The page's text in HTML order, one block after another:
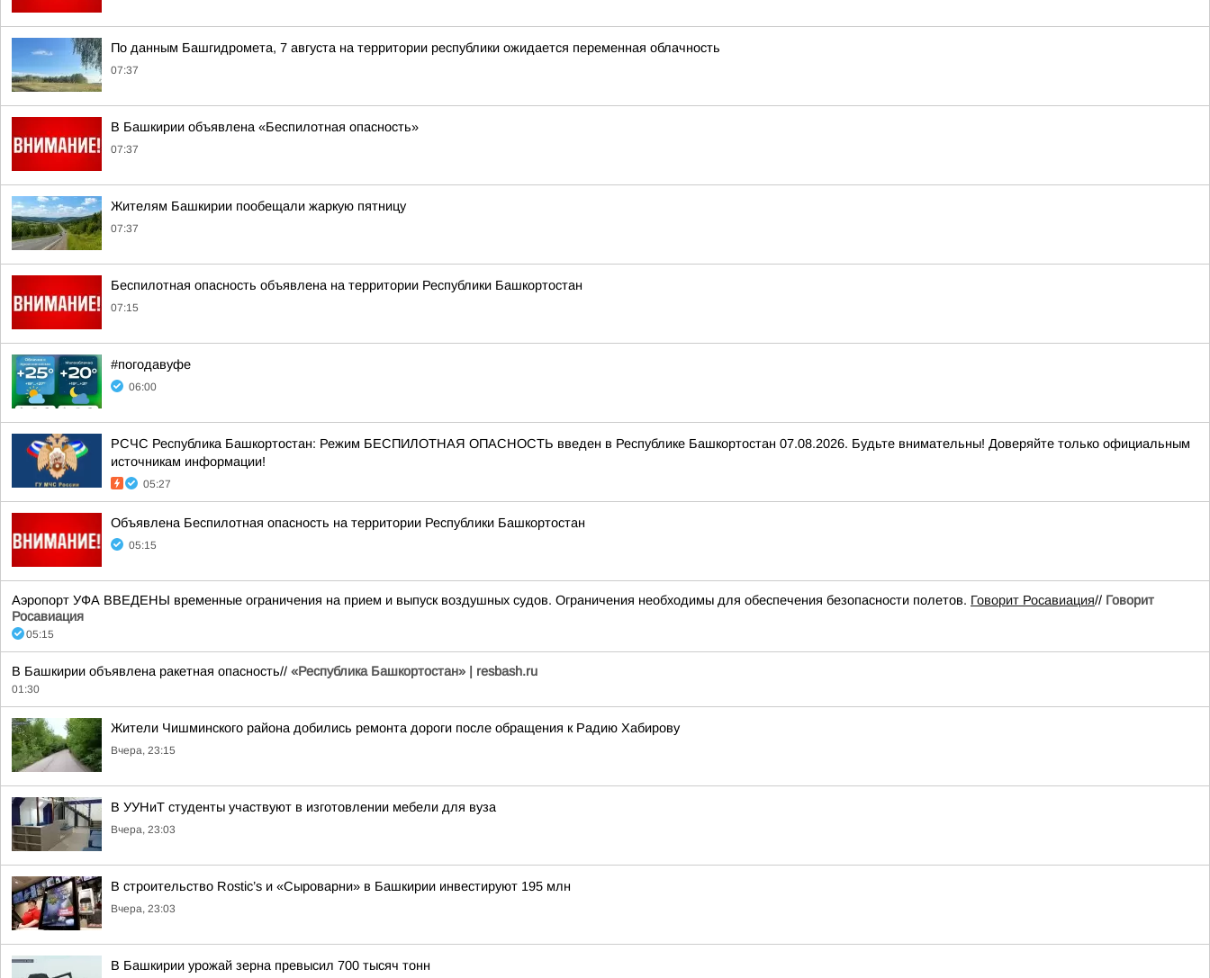
По данным Башгидромета, 7 августа на территории республики ожидается переменная облачность
07:37
В Башкирии объявлена «Беспилотная опасность»
07:37
Жителям Башкирии пообещали жаркую пятницу
07:37
Беспилотная опасность объявлена на территории Республики Башкортостан
07:15
#погодавуфе
06:00
РСЧС Республика Башкортостан: Режим БЕСПИЛОТНАЯ ОПАСНОСТЬ введен в Республике Башкортостан 07.08.2026. Будьте внимательны! Доверяйте только официальным
источникам информации!
05:27
Объявлена Беспилотная опасность на территории Республики Башкортостан
05:15
Аэропорт УФА ВВЕДЕНЫ временные ограничения на прием и выпуск воздушных судов. Ограничения необходимы для обеспечения безопасности полетов. Говорит Росавиация// Говорит
Росавиация
05:15
В Башкирии объявлена ракетная опасность// «Республика Башкортостан» | resbash.ru
01:30
Жители Чишминского района добились ремонта дороги после обращения к Радию Хабирову
Вчера, 23:15
В УУНиТ студенты участвуют в изготовлении мебели для вуза
Вчера, 23:03
В строительство Rostic’s и «Сыроварни» в Башкирии инвестируют 195 млн
Вчера, 23:03
В Башкирии урожай зерна превысил 700 тысяч тонн